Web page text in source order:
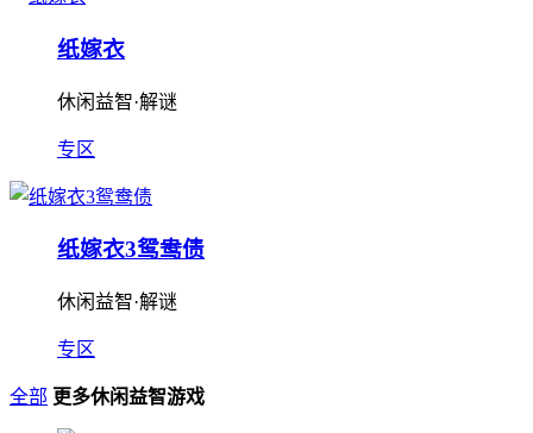
纸嫁衣
休闲益智·解谜
专区
纸嫁衣3鸳鸯债
休闲益智·解谜
专区
全部 更多休闲益智游戏